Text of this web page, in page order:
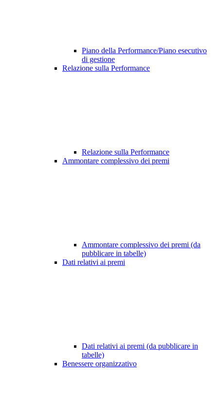
Piano della Performance/Piano esecutivo
di gestione
Relazione sulla Performance
Relazione sulla Performance
Ammontare complessivo dei premi
Ammontare complessivo dei premi (da
pubblicare in tabelle)
Dati relativi ai premi
Dati relativi ai premi (da pubblicare in
tabelle)
Benessere organizzativo